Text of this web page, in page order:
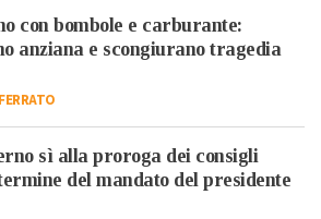
con bombole e carburante:
anziana e scongiurano tragedia
sì alla proroga dei consigli
del mandato del presidente